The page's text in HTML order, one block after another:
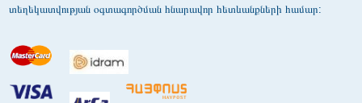
տեղեկատվության օգտագործման հնարավոր հետևանքների համար: